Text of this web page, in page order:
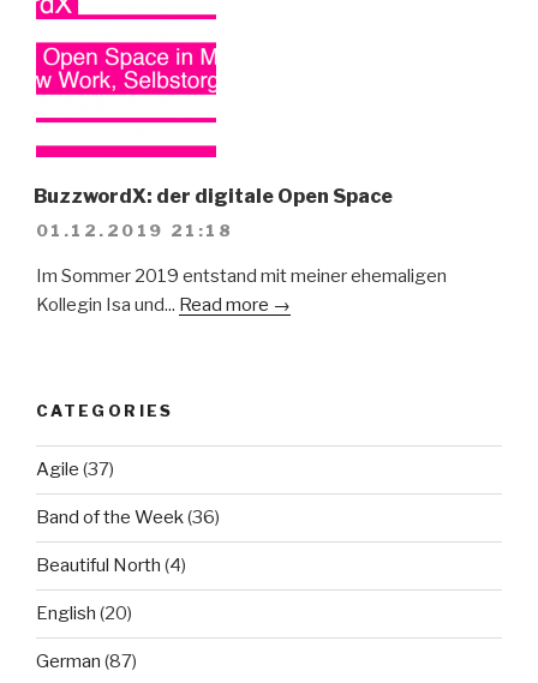
BuzzwordX: der digitale Open Space
01.12.2019 21:18
Im Sommer 2019 entstand mit meiner ehemaligen
Kollegin Isa und... Read more →
CATEGORIES
Agile (37)
Band of the Week(36)
Beautiful North (4)
English (20)
German (87)